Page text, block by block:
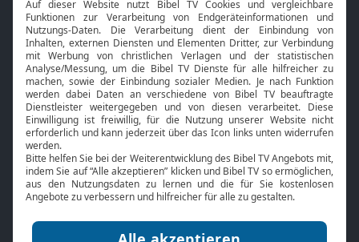
Neuigkeiten
Smart TV
HbbTV
Bibelthek Online-Bibel
Nächster Gottesdienst
Bibel TV
Über uns
Jobs
Mediadaten
Service
Kontakt
TV-Empfang